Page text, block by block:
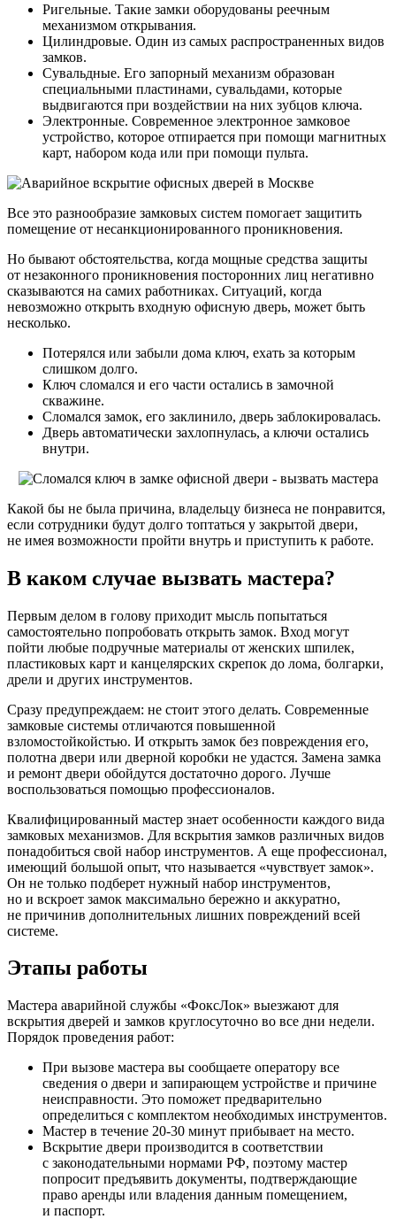
Ригельные. Такие замки оборудованы реечным
механизмом открывания.
Цилиндровые. Один из самых распространенных видов
замков.
Сувальдные. Его запорный механизм образован
специальными пластинами, сувальдами, которые
выдвигаются при воздействии на них зубцов ключа.
Электронные. Современное электронное замковое
устройство, которое отпирается при помощи магнитных
карт, набором кода или при помощи пульта.
Все это разнообразие замковых систем помогает защитить
помещение от несанкционированного проникновения.
Но бывают обстоятельства, когда мощные средства защиты
от незаконного проникновения посторонних лиц негативно
сказываются на самих работниках. Ситуаций, когда
невозможно открыть входную офисную дверь, может быть
несколько.
Потерялся или забыли дома ключ, ехать за которым
слишком долго.
Ключ сломался и его части остались в замочной
скважине.
Сломался замок, его заклинило, дверь заблокировалась.
Дверь автоматически захлопнулась, а ключи остались
внутри.
Какой бы не была причина, владельцу бизнеса не понравится,
если сотрудники будут долго топтаться у закрытой двери,
не имея возможности пройти внутрь и приступить к работе.
В каком случае вызвать мастера?
Первым делом в голову приходит мысль попытаться
самостоятельно попробовать открыть замок. Вход могут
пойти любые подручные материалы от женских шпилек,
пластиковых карт и канцелярских скрепок до лома, болгарки,
дрели и других инструментов.
Сразу предупреждаем: не стоит этого делать. Современные
замковые системы отличаются повышенной
взломостойкойстью. И открыть замок без повреждения его,
полотна двери или дверной коробки не удастся. Замена замка
и ремонт двери обойдутся достаточно дорого. Лучше
воспользоваться помощью профессионалов.
Квалифицированный мастер знает особенности каждого вида
замковых механизмов. Для вскрытия замков различных видов
понадобиться свой набор инструментов. А еще профессионал,
имеющий большой опыт, что называется «чувствует замок».
Он не только подберет нужный набор инструментов,
но и вскроет замок максимально бережно и аккуратно,
не причинив дополнительных лишних повреждений всей
системе.
Этапы работы
Мастера аварийной службы «ФоксЛок» выезжают для
вскрытия дверей и замков круглосуточно во все дни недели.
Порядок проведения работ:
При вызове мастера вы сообщаете оператору все
сведения о двери и запирающем устройстве и причине
неисправности. Это поможет предварительно
определиться с комплектом необходимых инструментов.
Мастер в течение 20-30 минут прибывает на место.
Вскрытие двери производится в соответствии
с законодательными нормами РФ, поэтому мастер
попросит предъявить документы, подтверждающие
право аренды или владения данным помещением,
и паспорт.